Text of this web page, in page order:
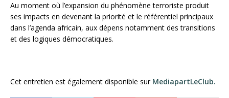
Au moment où l’expansion du phénomène terroriste produit
ses impacts en devenant la priorité et le référentiel principaux
dans l’agenda africain, aux dépens notamment des transitions
et des logiques démocratiques.
Cet entretien est également disponible sur MediapartLeClub.